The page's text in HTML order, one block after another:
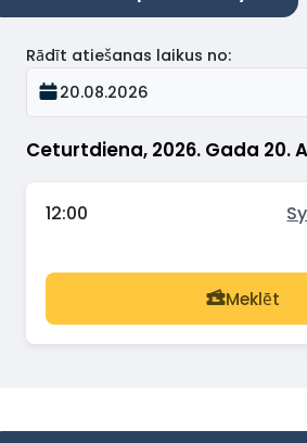
Ceturtdiena, 2026. Gada 20.
Rādīt atiešanas laikus no:
20.08.2026
12:00
Meklēt